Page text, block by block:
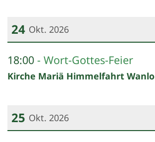
24 Okt. 2026
18:00 Wort-Gottes-Feier
Kirche Mariä Himmelfahrt Wanlo
25 Okt. 2026